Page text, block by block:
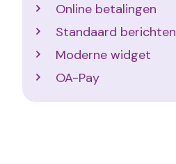
Online betalingen
Standaard berichten
Moderne widget
OA-Pay